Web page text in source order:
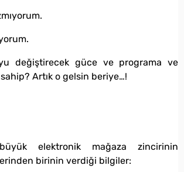
değiştirecek güce ve programa ve
Artık o gelsin beriye…!
büyük elektronik mağaza zincirinin
birinin verdiği bilgiler: